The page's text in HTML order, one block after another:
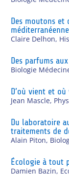
Des moutons et
méditerranéenne
Claire Delhon,
Des parfums
Biologie
D’où vient et
Jean Mascle,
Du laboratoire
traitements de
Alain Piton,
Écologie à tout
Damien Bazin,